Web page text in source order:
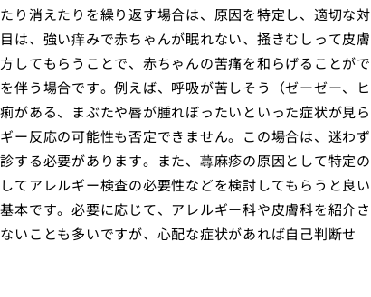
り消えたりを繰り返す場合は、原因を特定し、適切な対
は、強い痒みで赤ちゃんが眠れない、掻きむしって皮膚
してもらうことで、赤ちゃんの苦痛を和らげることがで
伴う場合です。例えば、呼吸が苦しそう（ゼーゼー、ヒ
がある、まぶたや唇が腫れぼったいといった症状が見ら
ー反応の可能性も否定できません。この場合は、迷わず
する必要があります。また、蕁麻疹の原因として特定の
てアレルギー検査の必要性などを検討してもらうと良い
本です。必要に応じて、アレルギー科や皮膚科を紹介さ
いことも多いですが、心配な症状があれば自己判断せ